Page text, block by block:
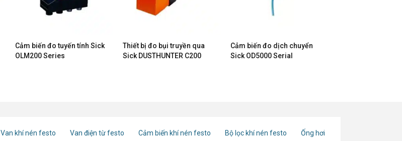
Cảm biến đo tuyến tính Sick
OLM200 Series
Thiết bị đo bụi truyền qua
Sick DUSTHUNTER C200
Cảm biến đo dịch chuyển
Sick OD5000 Serial
Van khí nén festo Van điện từ festo Cảm biến khí nén festo Bộ lọc khí nén festo
Ống hơi